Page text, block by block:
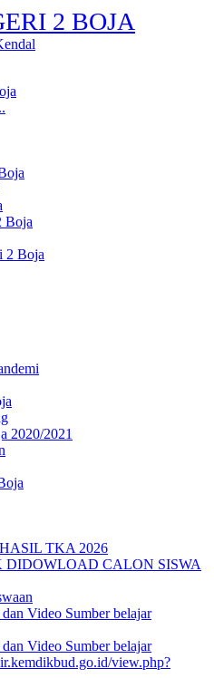
2 BOJA
Boja
2 Boja
2020/2021
TKA 2026
CALON SISWA
Video Sumber belajar
Video Sumber belajar
view.php?